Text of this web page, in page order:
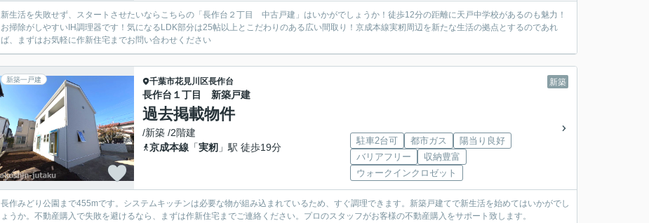
新生活を失敗せず、スタートさせたいならこちらの「長作台２丁目 中古戸建」はいかがでしょうか！徒歩12分の距離に天戸中学校があるのも魅力！
お掃除がしやすいIH調理器です！気になるLDK部分は25帖以上とこだわりのある広い間取り！京成本線実籾周辺を新たな生活の拠点とするのであれ
ば、まずはお気軽に作新住宅までお問い合わせください
新築一戸建 新築
千葉市花見川区長作台
長作台１丁目 新築戸建
過去掲載物件
/新築 /2階建
京成本線 「実籾 」駅 徒歩19分
駐車2台可 都市ガス
陽当り良好
バリアフリー
収納豊富
ウォークインクロゼット
長作みどり公園まで455mです。システムキッチンは必要な物が組み込まれているため、すぐ調理できます。新築戸建てで新生活を始めてはいかがでし
ょうか。不動産購入で失敗を避けるなら、まずは作新住宅までご連絡ください。プロのスタッフがお客様の不動産購入をサポート致します。